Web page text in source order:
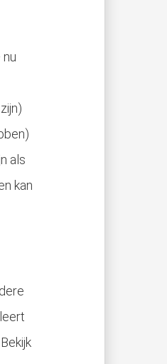
als
kan